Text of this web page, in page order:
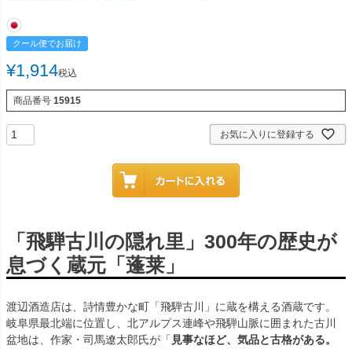
クール便でお届け
¥1,914税込
商品番号 15915
お気に入りに登録する
「飛騨古川の隠れ里」300年の歴史が
息づく蔵元「蓬莱」
渡辺酒造店は、詩情豊かな町「飛騨古川」に蔵を構える酒蔵です。
岐阜県最北端に位置し、北アルプス連峰や飛騨山脈に囲まれた古川
盆地は、作家・司馬遼太郎氏が「 見事なほど、気品と古格がある。